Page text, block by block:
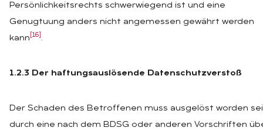
Persönlichkeitsrechts schwerwiegend ist und eine
Genugtuung anders nicht angemessen gewährt werden
kann [16] .
1.2.3 Der haftungsauslösende Datenschutzverstoß
Der Schaden des Betroffenen muss ausgelöst worden
durch eine nach dem BDSG oder anderen Vorschriften